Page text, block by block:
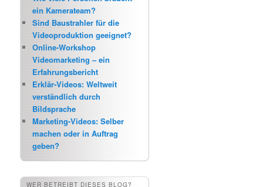
ein Kamerateam?
Sind Baustrahler für die
Videoproduktion geeignet?
Online-Workshop
Videomarketing – ein
Erfahrungsbericht
Erklär-Videos: Weltweit
verständlich durch
Bildsprache
Marketing-Videos: Selber
machen oder in Auftrag
geben?
WER BETREIBT DIESES BLOG?